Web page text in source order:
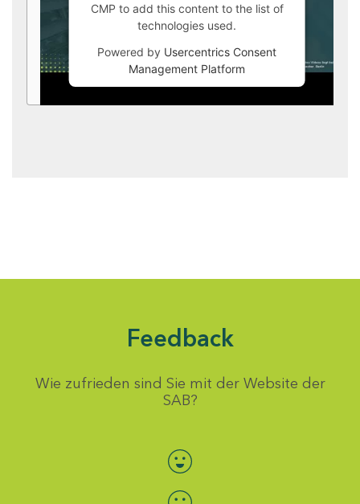
CMP to add this content to the list of
technologies used.
Powered by Usercentrics Consent
Management Platform
Feedback
Wie zufrieden sind Sie mit der Website der
SAB?
Bewertung auswählen